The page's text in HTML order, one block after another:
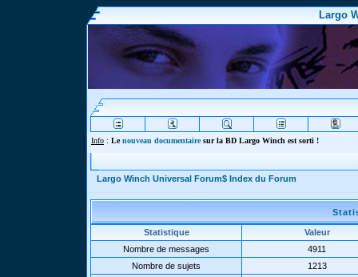
Largo
Info : Lenouveau documentairesur la BD Largo Winch est sorti !
Largo Winch Universal Forum$ Index du Forum
Statistique
Valeur
Nombre de messages
4911
Nombre de sujets
1213